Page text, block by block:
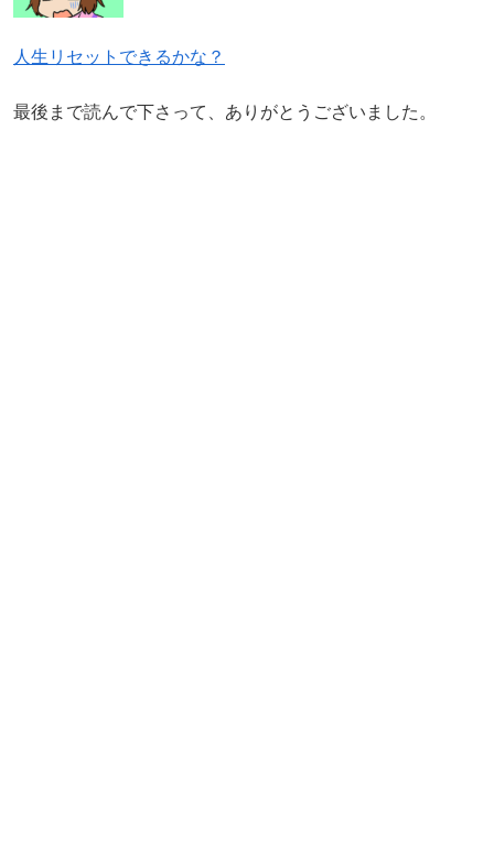
人生リセットできるかな？
最後まで読んで下さって、ありがとうございました。